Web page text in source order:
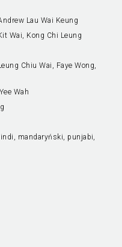
Lau Wai Keung
Wai, Kong Chi Leung
Chiu Wai, Faye Wong,
Wah
mandaryński, punjabi,